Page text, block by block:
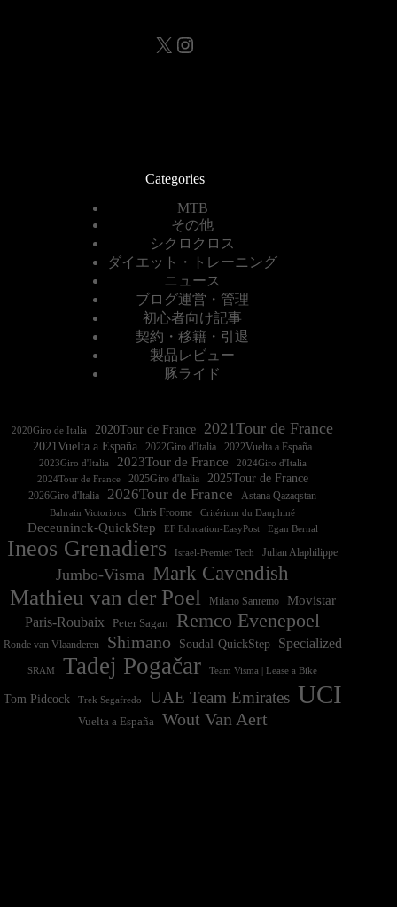
X Instagram
Categories
MTB
その他
シクロクロス
ダイエット・トレーニング
ニュース
ブログ運営・管理
初心者向け記事
契約・移籍・引退
製品レビュー
豚ライド
2020Giro de Italia 2020Tour de France 2021Tour de France
2021Vuelta a España 2022Vuelta a España
2023Giro d'Italia 2023Tour de France
2024Tour de France
2025Giro d'Italia 2025Tour de France
2026Giro d'Italia 2026Tour de France Astana Qazaqstan
Bahrain Victorious Chris Froome Critérium du Dauphiné
Deceuninck-QuickStep EF Education-EasyPost Egan Bernal
Ineos Grenadiers Israel-Premier Tech Julian Alaphilippe
Jumbo-Visma Mark Cavendish
Mathieu van der Poel Milano Sanremo
Movistar
Paris-Roubaix
Peter Sagan Remco Evenepoel
Ronde van Vlaanderen Shimano Soudal-QuickStep Specialized
SRAM Tadej Pogačar Team Visma | Lease a Bike
Tom Pidcock Trek Segafredo UAE Team Emirates UCI
Vuelta a España Wout Van Aert